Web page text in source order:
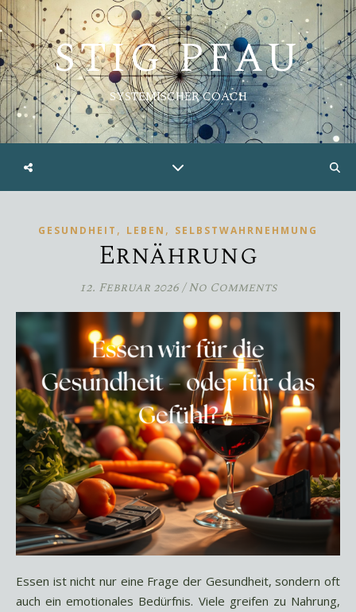
STIG PFAU
SYSTEMISCHER COACH
GESUNDHEIT , LEBEN , SELBSTWAHRNEHMUNG
Ernährung
12. Februar 2026/ No Comments
Essen ist nicht nur eine Frage der Gesundheit, sondern oft
auch ein emotionales Bedürfnis. Viele greifen zu Nahrung,